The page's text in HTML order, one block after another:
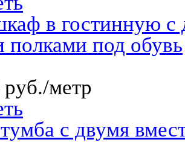
в гостинную с
полками под обувь
метр
с двумя